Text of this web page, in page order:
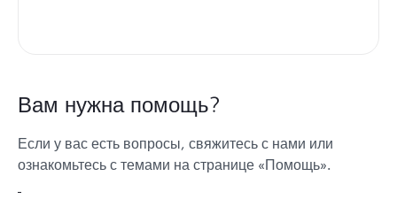
Вам нужна помощь?
Если у вас есть вопросы, свяжитесь с нами или
ознакомьтесь с темами на странице «Помощь».